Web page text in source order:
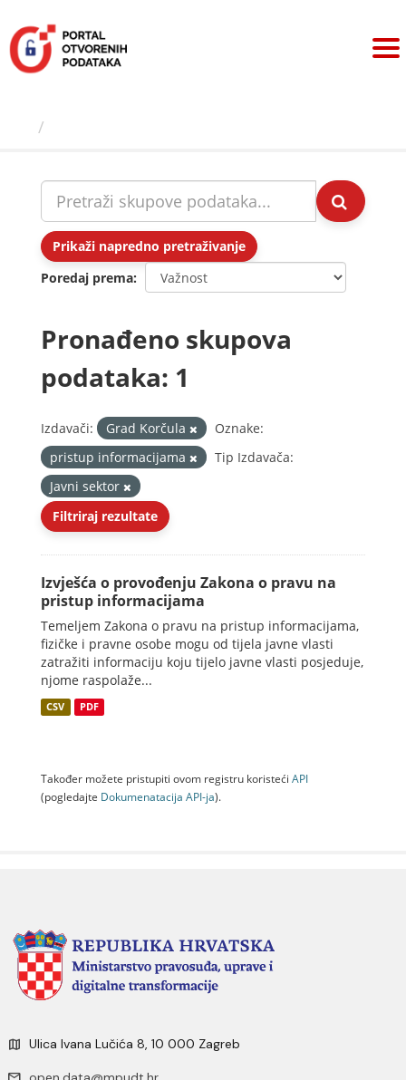
sadržaj
Prikaži napredno pretraživanje
Poredaj prema
Pronađeno skupova
podataka: 1
Izdavači: Grad Korčula
Oznake:
pristup informacijama
Tip Izdavača:
Javni sektor
Filtriraj rezultate
Izvješća o provođenju Zakona o pravu na
pristup informacijama
Temeljem Zakona o pravu na pristup informacijama,
fizičke i pravne osobe mogu od tijela javne vlasti
zatražiti informaciju koju tijelo javne vlasti posjeduje,
njome raspolaže...
CSV PDF
Također možete pristupiti ovom registru koristeći API
(pogledajte Dokumenаtаcijа API-jа).